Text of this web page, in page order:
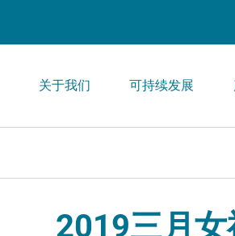
关于我们 可持续发展
2019三月